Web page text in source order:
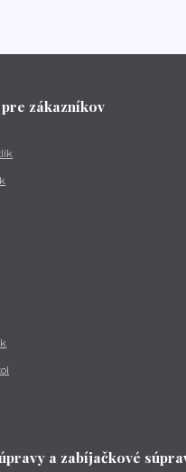
zákazníkov
a zabíjačkové